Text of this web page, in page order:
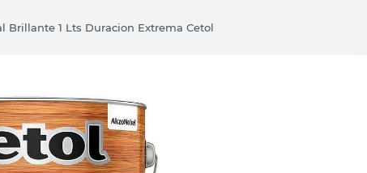
Brillante 1 Lts Duracion Extrema Cetol